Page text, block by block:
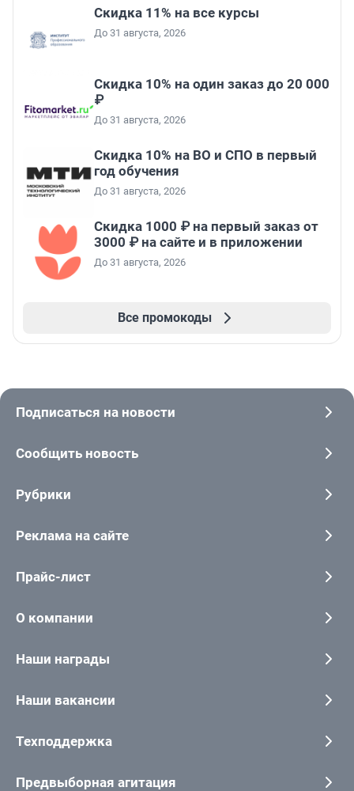
Скидка 11% на все курсы
До 31 августа, 2026
Скидка 10% на один заказ до 20 000
₽
До 31 августа, 2026
Скидка 10% на ВО и СПО в первый
год обучения
До 31 августа, 2026
Скидка 1000 ₽ на первый заказ от
3000 ₽ на сайте и в приложении
До 31 августа, 2026
Все промокоды
Подписаться на новости
Сообщить новость
Рубрики
Реклама на сайте
Прайс-лист
О компании
Наши награды
Наши вакансии
Техподдержка
Предвыборная агитация